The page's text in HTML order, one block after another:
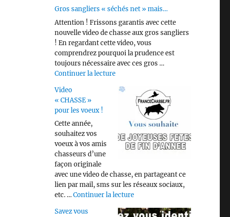
Gros sangliers « séchés net » mais…
Attention ! Frissons garantis avec cette
nouvelle video de chasse aux gros sangliers
! En regardant cette video, vous
comprendrez pourquoi la prudence est
toujours nécessaire avec ces gros …
Continuer la lecturede « Gros sangliers « séchés net »
Video
« CHASSE »
pour les voeux !
Cette année,
souhaitez vos
voeux à vos amis
chasseurs d’une
façon originale
avec une video de chasse, en partageant ce
lien par mail, sms sur les réseaux sociaux,
etc. …Continuer la lecturede « Video « CHASSE » pour
Savez vous